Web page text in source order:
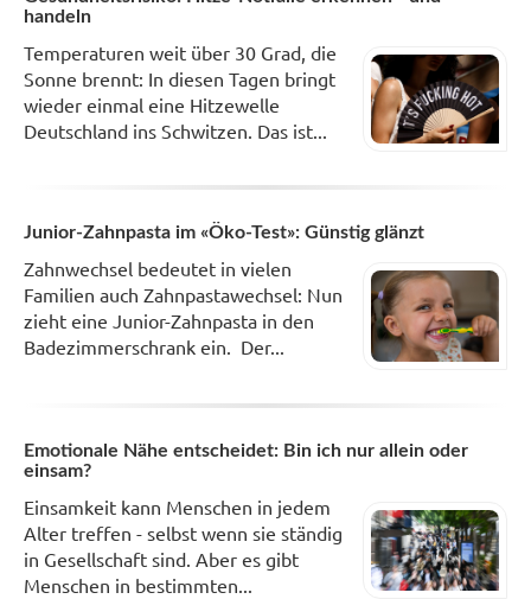
handeln
Temperaturen weit über 30 Grad, die
Sonne brennt: In diesen Tagen bringt
wieder einmal eine Hitzewelle
Deutschland ins Schwitzen. Das ist...
Junior-Zahnpasta im «Öko-Test»: Günstig glänzt
Zahnwechsel bedeutet in vielen
Familien auch Zahnpastawechsel: Nun
zieht eine Junior-Zahnpasta in den
Badezimmerschrank ein. Der...
Emotionale Nähe entscheidet: Bin ich nur allein oder
einsam?
Einsamkeit kann Menschen in jedem
Alter treffen - selbst wenn sie ständig
in Gesellschaft sind. Aber es gibt
Menschen in bestimmten...